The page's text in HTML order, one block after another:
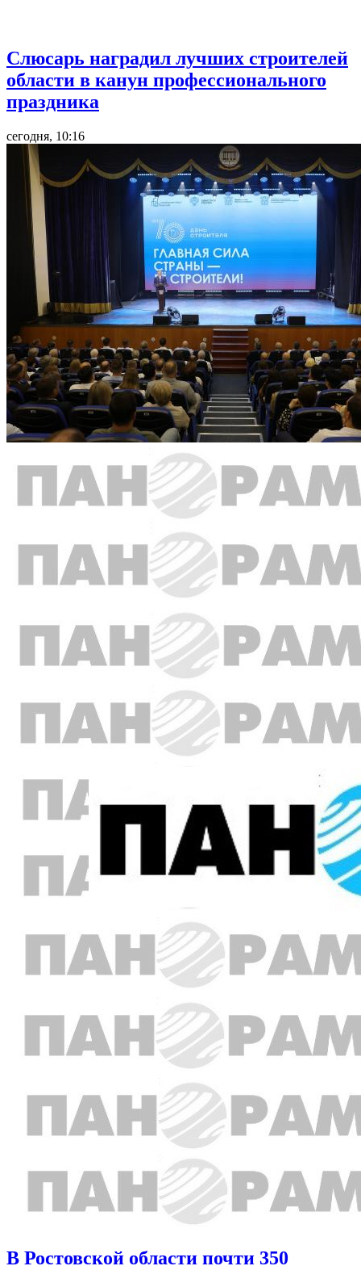
Слюсарь наградил лучших строителей
области в канун профессионального
праздника
сегодня, 10:16
В Ростовской области почти 350